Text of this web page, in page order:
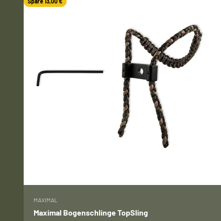
MAXIMAL
Maximal Bogenschlinge TopSling